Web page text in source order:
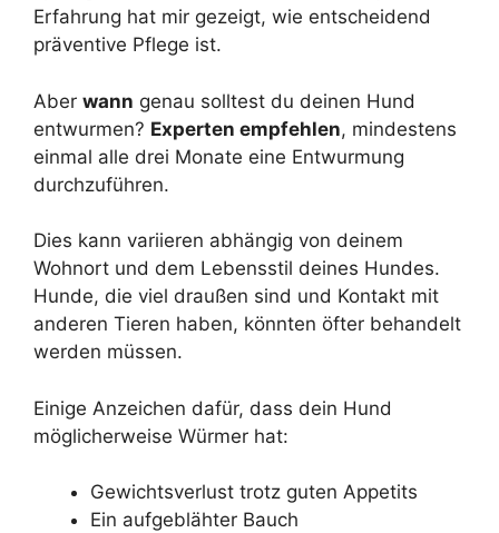
Erfahrung hat mir gezeigt, wie entscheidend
präventive Pflege ist.
Aber wann genau solltest du deinen Hund
entwurmen? Experten empfehlen, mindestens
einmal alle drei Monate eine Entwurmung
durchzuführen.
Dies kann variieren abhängig von deinem
Wohnort und dem Lebensstil deines Hundes.
Hunde, die viel draußen sind und Kontakt mit
anderen Tieren haben, könnten öfter behandelt
werden müssen.
Einige Anzeichen dafür, dass dein Hund
möglicherweise Würmer hat:
Gewichtsverlust trotz guten Appetits
Ein aufgeblähter Bauch